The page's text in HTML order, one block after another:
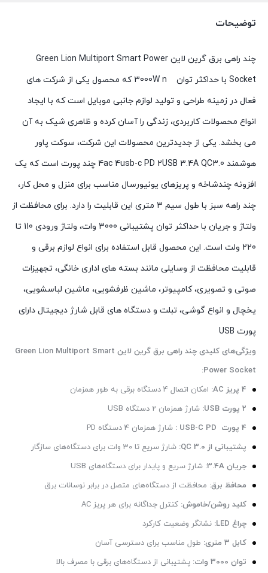
توضیحات
چند راهی برق گرین لاین Green Lion Multiport Smart Power
Socket با حداکثر توان 3000W n که محصول یکی از شرکت های
فعال در زمینه طراحی و تولید لوازم جانبی موبایل است که با ایجاد
انواع محصولات کاربردی، زندگی را آسان کرده و ظاهری شیک به آن
می بخشد. یکی از جدیدترین محصولات این شرکت، سوکت پاور
هوشمند 4ac 4usb-c PD 2USB 3.4A QC3.0 چند پورت است که یک
افزونه چندشاخه و پریزهای یونیورسال مناسب برای منزل و محل کار،
چند راهه سبز با طول سیم 3 متری این قابلیت را دارد. برای محافظت از
ولتاژ و جریان با حداکثر توان پشتیبانی 3000 وات، ولتاژ ورودی 110 تا
220 ولت است. این محصول قابل استفاده برای انواع لوازم برقی و
قابلیت محافظت از وسایلی مانند بسته های اداری خانگی، تجهیزات
صوتی و تصویری، کامپیوتر، ماشین ظرفشویی، ماشین لباسشویی،
یخچال و انواع گوشی، تبلت و دستگاه های قابل شارژ دیجیتال دارای
پورت USB
ویژگی‌های کلیدی چند راهی برق گرین لاین Green Lion Multiport Smart
Power Socket:
4 پریز AC:
امکان اتصال 4 دستگاه برقی به طور همزمان
2 پورت USB:
شارژ همزمان 2 دستگاه USB
4 پورت USB-C PD :
شارژ همزمان 4 دستگاه PD
پشتیبانی از QC 3.0:
شارژ سریع تا 30 وات برای دستگاه‌های سازگار
جریان 3.4A:
شارژ سریع و پایدار برای دستگاه‌های USB
محافظ برق: محافظت از دستگاه‌های متصل در برابر نوسانات برق
کلید روشن/خاموش: کنترل جداگانه برای هر پریز AC
چراغ LED:
نشانگر وضعیت کارکرد
کابل 3 متری:
طول مناسب برای دسترسی آسان
توان 3000 وات:
پشتیبانی از دستگاه‌های برقی با مصرف بالا